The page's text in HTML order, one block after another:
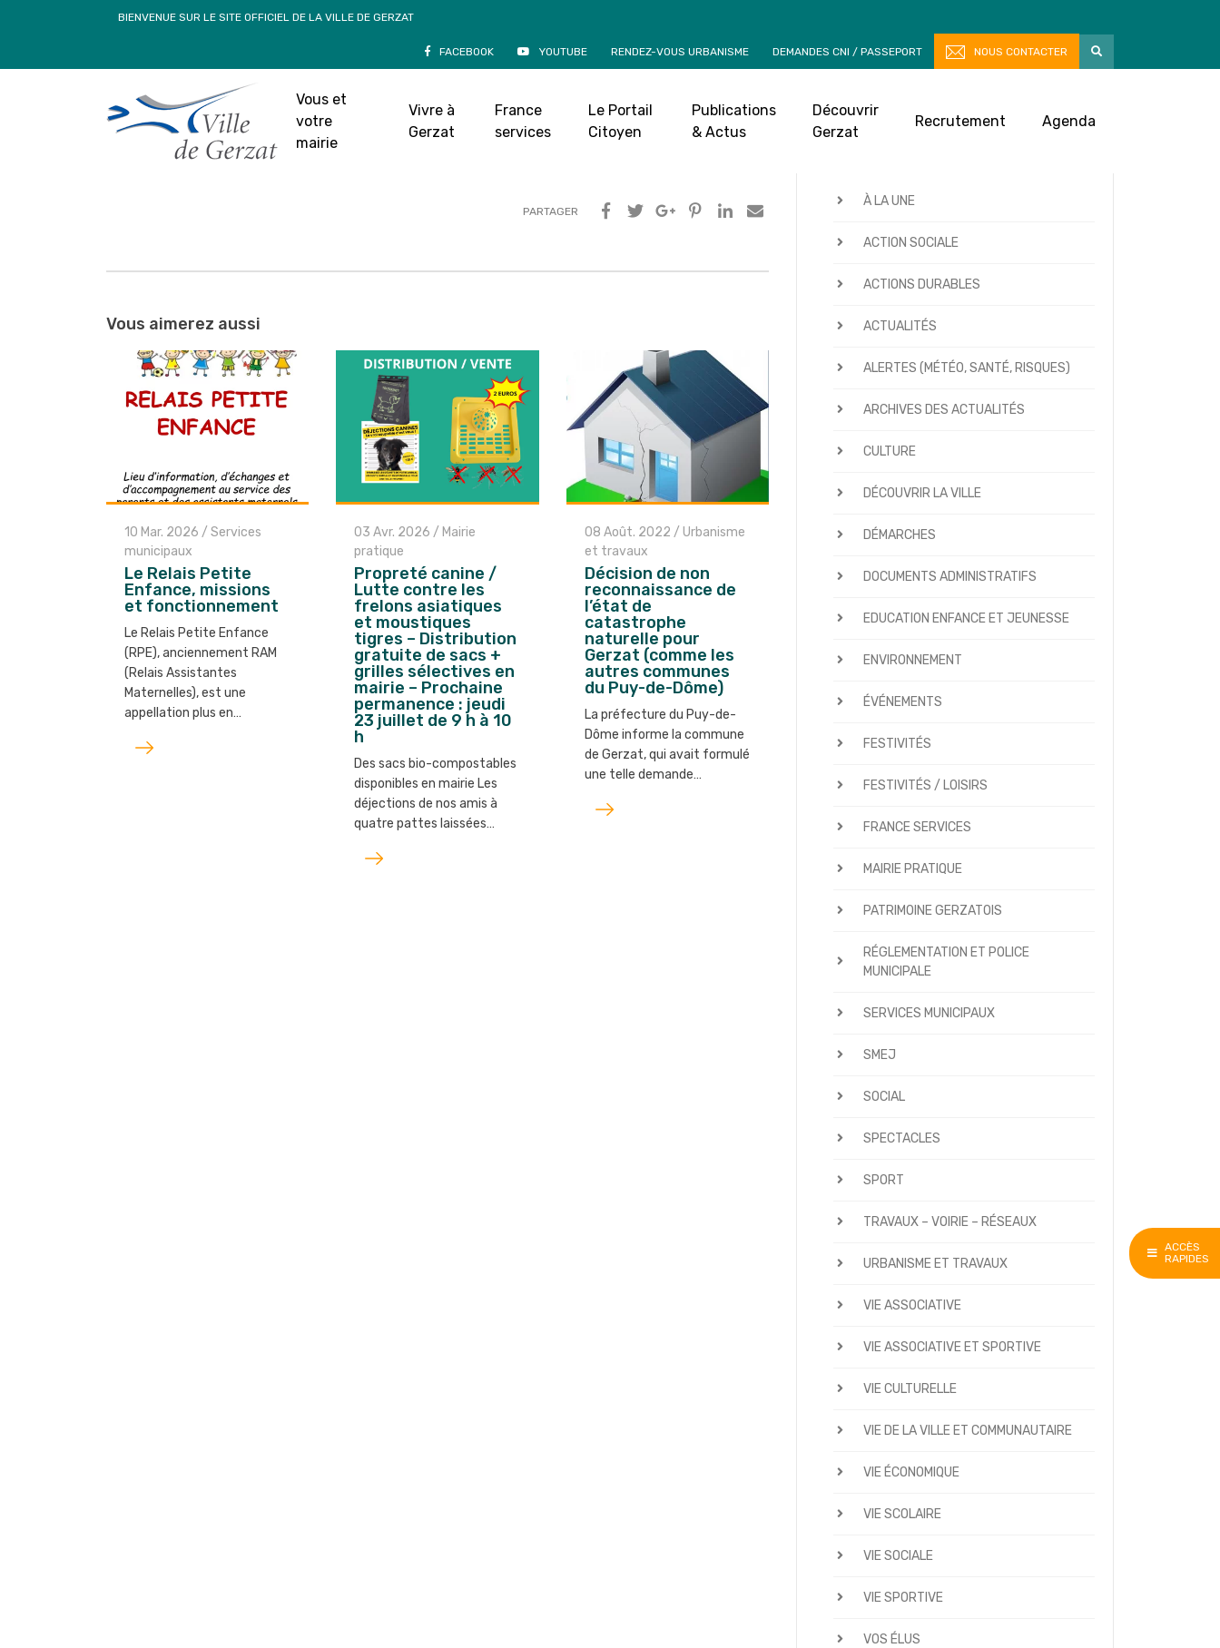
ACCÈS
RAPIDES
BIENVENUE SUR LE SITE OFFICIEL DE LA VILLE DE GERZAT
FACEBOOK YOUTUBE RENDEZ-VOUS URBANISME DEMANDES CNI / PASSEPORT NOUS CONTACTER
Vous et
votre
mairie
Vivre à
Gerzat
France
services
Le Portail
Citoyen
Publications
& Actus
Découvrir
Gerzat
Recrutement Agenda
Événement Sans Titre
27 octobre 2020 |
PARTAGER
Navigation
entre
les
articles
Vous aimerez aussi
10 Mar. 2026 / Services
municipaux
Le Relais Petite
Enfance, missions
et fonctionnement
Le Relais Petite Enfance
(RPE), anciennement RAM
(Relais Assistantes
Maternelles), est une
appellation plus en…
Lire
03 Avr. 2026 /Mairie
pratique
Propreté canine /
Lutte contre les
frelons asiatiques
et moustiques
tigres – Distribution
gratuite de sacs +
grilles sélectives en
mairie – Prochaine
permanence : jeudi
23 juillet de 9 h à 10
h
Des sacs bio-compostables
disponibles en mairie Les
déjections de nos amis à
quatre pattes laissées…
Lire
08 Août. 2022 / Urbanisme
et travaux
Décision de non
reconnaissance de
l’état de
catastrophe
naturelle pour
Gerzat (comme les
autres communes
du Puy-de-Dôme)
La préfecture du Puy-de-
Dôme informe la commune
de Gerzat, qui avait formulé
une telle demande…
Lire
CATÉGORIES D’ACTUALITÉS
À LA UNE
ACTION SOCIALE
ACTIONS DURABLES
ACTUALITÉS
ALERTES (MÉTÉO, SANTÉ, RISQUES)
ARCHIVES DES ACTUALITÉS
CULTURE
DÉCOUVRIR LA VILLE
DÉMARCHES
DOCUMENTS ADMINISTRATIFS
EDUCATION ENFANCE ET JEUNESSE
ENVIRONNEMENT
ÉVÉNEMENTS
FESTIVITÉS
FESTIVITÉS / LOISIRS
FRANCE SERVICES
MAIRIE PRATIQUE
PATRIMOINE GERZATOIS
RÉGLEMENTATION ET POLICE
MUNICIPALE
SERVICES MUNICIPAUX
SMEJ
SOCIAL
SPECTACLES
SPORT
TRAVAUX – VOIRIE – RÉSEAUX
URBANISME ET TRAVAUX
VIE ASSOCIATIVE
VIE ASSOCIATIVE ET SPORTIVE
VIE CULTURELLE
VIE DE LA VILLE ET COMMUNAUTAIRE
VIE ÉCONOMIQUE
VIE SCOLAIRE
VIE SOCIALE
VIE SPORTIVE
VOS ÉLUS